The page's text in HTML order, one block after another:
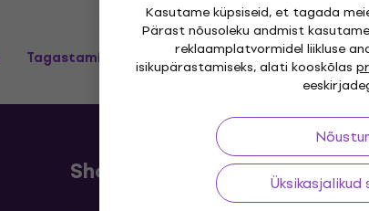
Kasutame küpsiseid, et tagada
Pärast nõusoleku andmist
reklaamplatvormidel liikluse
isikupärastamiseks, alati kooskõlas
Üksikasjalikud
Tagastamine kuni 30 päeva Tasuta tarne
Shopping